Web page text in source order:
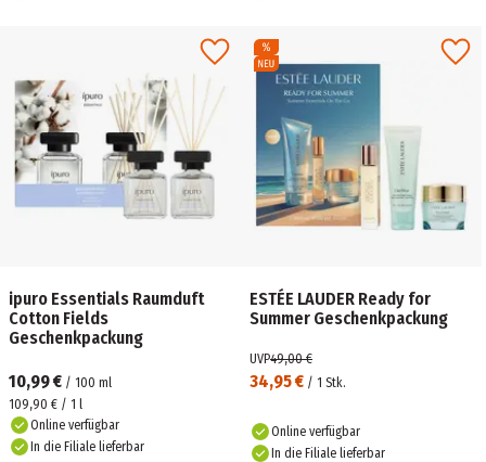
ipuro Essentials Raumduft
Cotton Fields
Geschenkpackung
10,99 € / 100 ml
109,90 € / 1 l
Online verfügbar
In die Filiale lieferbar
ESTÉE LAUDER Ready for
Summer Geschenkpackung
34,95 € / 1 Stk.
UVP49,00 €
Online verfügbar
In die Filiale lieferbar